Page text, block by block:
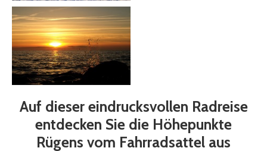
Auf dieser eindrucksvollen Radreise
entdecken Sie die Höhepunkte
Rügens vom Fahrradsattel aus